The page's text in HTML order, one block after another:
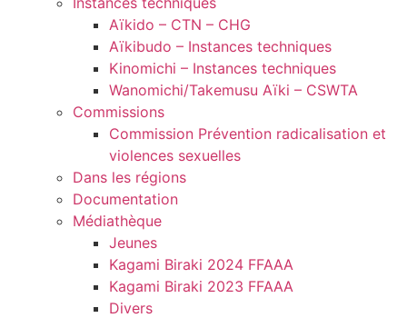
Aïkido – CTN – CHG
Aïkibudo – Instances techniques
Kinomichi – Instances techniques
Wanomichi/Takemusu Aïki – CSWTA
Commissions
Commission Prévention radicalisation et
violences sexuelles
Dans les régions
Documentation
Médiathèque
Jeunes
Kagami Biraki 2024 FFAAA
Kagami Biraki 2023 FFAAA
Divers